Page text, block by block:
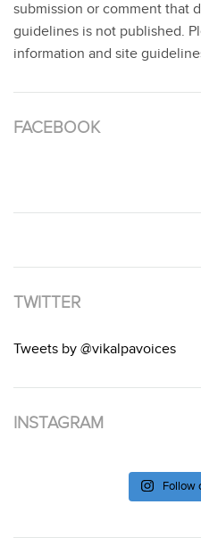
submission or comment that
guidelines is not published.
information and site
FACEBOOK
TWITTER
Tweets by @vikalpavoices
INSTAGRAM
Follow